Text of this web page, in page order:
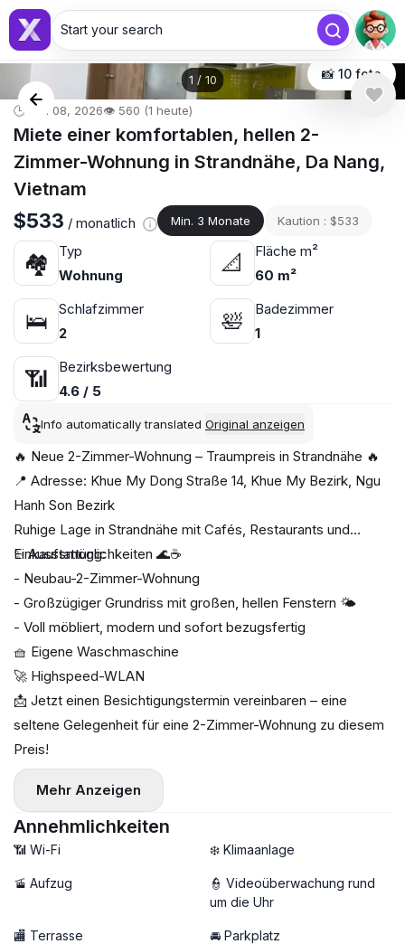
Start your search
1 / 10 📸 10 foto
🕒 Mai 08, 2026👁️ 560 (1 heute)
Miete einer komfortablen, hellen 2-
Zimmer-Wohnung in Strandnähe, Da Nang,
Vietnam
$533 / monatlich Min. 3 Monate Kaution : $533
🏘
Typ
Wohnung
📐
Fläche m²
60 m²
🛌
Schlafzimmer
2
🛀
Badezimmer
1
📶
Bezirksbewertung
4.6 / 5
Info automatically translated Original anzeigen
🔥 Neue 2-Zimmer-Wohnung – Traumpreis in Strandnähe 🔥
📍 Adresse: Khue My Dong Straße 14, Khue My Bezirk, Ngu
Hanh Son Bezirk
Ruhige Lage in Strandnähe mit Cafés, Restaurants und
Einkaufsmöglichkeiten 🌊☕
✨ Ausstattung:
- Neubau-2-Zimmer-Wohnung
- Großzügiger Grundriss mit großen, hellen Fenstern 🌤️
- Voll möbliert, modern und sofort bezugsfertig
🧺 Eigene Waschmaschine
🚀 Highspeed-WLAN
📩 Jetzt einen Besichtigungstermin vereinbaren – eine
seltene Gelegenheit für eine 2-Zimmer-Wohnung zu diesem
Preis!
Mehr Anzeigen
Annehmlichkeiten
📶 Wi-Fi ❄️ Klimaanlage
🚡 Aufzug
👮 Videoüberwachung rund
um die Uhr
🏬 Terrasse 🚘 Parkplatz